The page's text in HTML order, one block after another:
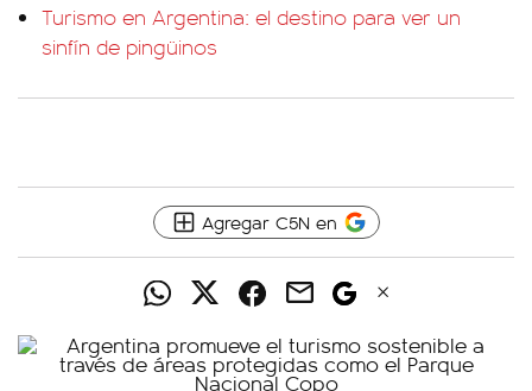
Turismo en Argentina: el destino para ver un
sinfín de pingüinos
Agregar C5N en